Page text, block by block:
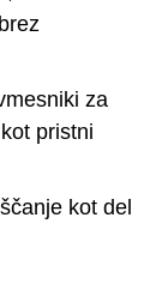
za
pristni
kot del